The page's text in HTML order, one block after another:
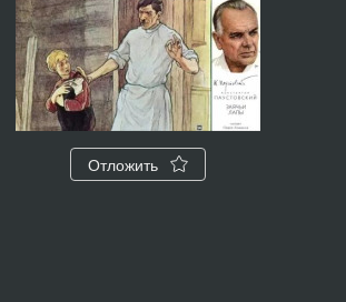
Отложить